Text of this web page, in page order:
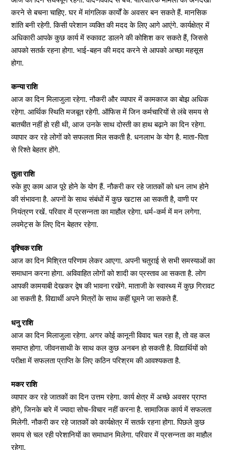
करने से बचना चाहिए. घर में मांगलिक कार्यों के अवसर बन सकते हैं. मानसिक
शांति बनी रहेगी. किसी परेशान व्यक्ति की मदद के लिए आगे आएंगे. कार्यक्षेत्र में
अधिकारी आपके कुछ कार्य में रुकावट डालने की कोशिश कर सकते हैं, जिससे
आपको सतर्क रहना होगा. भाई-बहन की मदद करने से आपको अच्छा महसूस
होगा.
कन्या राशि
आज का दिन मिलाजुला रहेगा. नौकरी और व्यापार में कामकाज का बोझ अधिक
रहेगा. आर्थिक स्थिति मजबूत रहेगी. ऑफिस में जिन कर्मचारियों से लंबे समय से
बातचीत नहीं हो रही थी, आज उनके साथ दोस्ती का हाथ बढ़ाने का दिन रहेगा.
व्यापार कर रहे लोगों को सफलता मिल सकती है. धनलाभ के योग है. माता-पिता
से रिश्ते बेहतर होंगे.
तुला राशि
रुके हुए काम आज पूरे होने के योग हैं. नौकरी कर रहे जातकों को धन लाभ होने
की संभावना है. अपनों के साथ संबंधों में कुछ खटास आ सकती है, वाणी पर
नियंत्रण रखें. परिवार में प्रसन्नता का माहौल रहेगा. धर्म-कर्म में मन लगेगा.
लवमेट्स के लिए दिन बेहतर रहेगा.
वृश्चिक राशि
आज का दिन मिश्रित परिणाम लेकर आएगा. अपनी चतुराई से सभी समस्याओं का
समाधान करना होगा. अविवाहित लोगों को शादी का प्रस्ताव आ सकता है. लोग
आपकी कामयाबी देखकर द्वेष की भावना रखेंगे. माताजी के स्वास्थ्य में कुछ गिरावट
आ सकती है. विद्यार्थी अपने मित्रों के साथ कहीं घूमने जा सकते हैं.
धनु राशि
आज का दिन मिलाजुला रहेगा. अगर कोई कानूनी विवाद चल रहा है, तो वह कल
समाप्त होगा. जीवनसाथी के साथ कल कुछ अनबन हो सकती है. विद्यार्थियों को
परीक्षा में सफलता प्राप्ति के लिए कठिन परिश्रम की आवश्यकता है.
मकर राशि
व्यापार कर रहे जातकों का दिन उत्तम रहेगा. कार्य क्षेत्र में अच्छे अवसर प्राप्त
होंगे, जिनके बारे में ज्यादा सोच-विचार नहीं करना है. सामाजिक कार्य में सफलता
मिलेगी. नौकरी कर रहे जातकों को कार्यक्षेत्र में सतर्क रहना होगा. पिछले कुछ
समय से चल रही परेशानियों का समाधान मिलेगा. परिवार में प्रसन्नता का माहौल
रहेगा.